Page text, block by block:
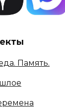
Память.